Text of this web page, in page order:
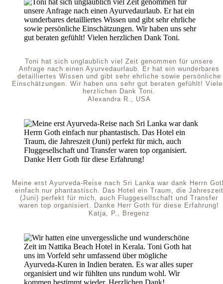
Toni hat sich unglaublich viel Zeit genommen für unsere
Anfrage nach einen Ayurvedaurlaub. Er hat ein wunderbares
detailliertes Wissen und gibt sehr ehrliche sowie persönliche
Einschätzungen. Wir haben uns sehr gut beraten gefühlt!
herzlichen Dank Toni.
Alexandra R., USA
Meine erst Ayurveda-Reise nach Sri Lanka war dank Herrn
einfach nur phantastisch. Das Hotel ein Traum, die Jahreszeit
(Juni) perfekt für mich, auch Fluggesellschaft und Transfer
waren top organisiert. Danke Herr Goth für diese Erfahrung!
Katja, P., Bregenz